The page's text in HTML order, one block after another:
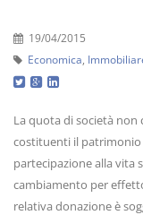
19/04/2015
Economica
La quota di società non
costituenti il
partecipazione alla vita
cambiamento per
relativa donazione è